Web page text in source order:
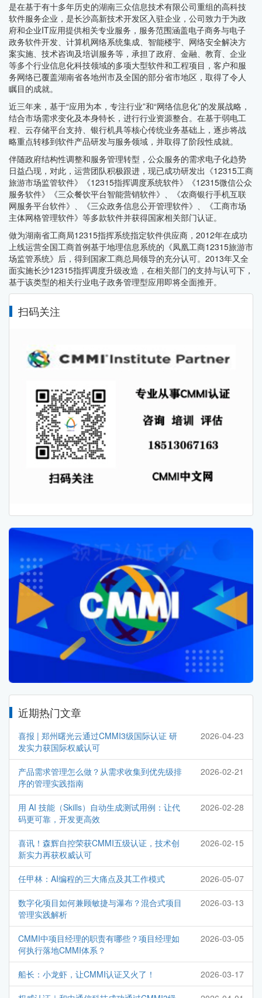
是在基于有十多年历史的湖南三众信息技术有限公司重组的高科技
软件服务企业，是长沙高新技术开发区入驻企业，公司致力于为政
府和企业IT应用提供相关专业服务，服务范围涵盖电子商务与电子
政务软件开发、计算机网络系统集成、智能楼宇、网络安全解决方
案实施、技术咨询及培训服务等，承担了政府、金融、教育、企业
等多个行业信息化科技领域的多项大型软件和工程项目，客户和服
务网络已覆盖湖南省各地州市及全国的部分省市地区，取得了令人
瞩目的成就。
近三年来，基于“应用为本，专注行业”和“网络信息化”的发展战略，
结合市场需求变化及本身特长，进行行业资源整合。在基于弱电工
程、云存储平台支持、银行机具等核心传统业务基础上，逐步将战
略重点转移到软件产品研发与服务领域，并取得了阶段性成就。
伴随政府结构性调整和服务管理转型，公众服务的需求电子化趋势
日益凸现，对此，运营团队积极跟进，现已成功研发出《12315工商
旅游市场监管软件》《12315指挥调度系统软件》《12315微信公众
服务软件》《三众餐饮平台智能营销软件》、《农商银行手机互联
网服务平台软件》、《三众政务信息公开管理软件》、《工商市场
主体网格管理软件》等多款软件并获得国家相关部门认证。
做为湖南省工商局12315指挥系统指定软件供应商，2012年在成功
上线运营全国工商首例基于地理信息系统的《凤凰工商12315旅游市
场监管系统》后，得到国家工商总局领导的充分认可。2013年又全
面实施长沙12315指挥调度升级改造，在相关部门的支持与认可下，
基于该类型的相关行业电子政务管理型应用即将全面推开。
扫码关注
近期热门文章
喜报 | 郑州曙光云通过CMMI3级国际认证 研
发实力获国际权威认可
2026-04-23
产品需求管理怎么做？从需求收集到优先级排
序的管理实践指南
2026-02-21
用 AI 技能（Skills）自动生成测试用例：让代
码更可靠，开发更高效
2026-02-28
喜讯！森辉自控荣获CMMI五级认证，技术创
新实力再获权威认可
2026-02-15
任甲林：AI编程的三大痛点及其工作模式 2026-05-07
数字化项目如何兼顾敏捷与瀑布？混合式项目
管理实践解析
2026-03-13
CMMI中项目经理的职责有哪些？项目经理如
何执行落地CMMI体系？
2026-03-05
船长：小龙虾，让CMMI认证又火了！ 2026-03-17